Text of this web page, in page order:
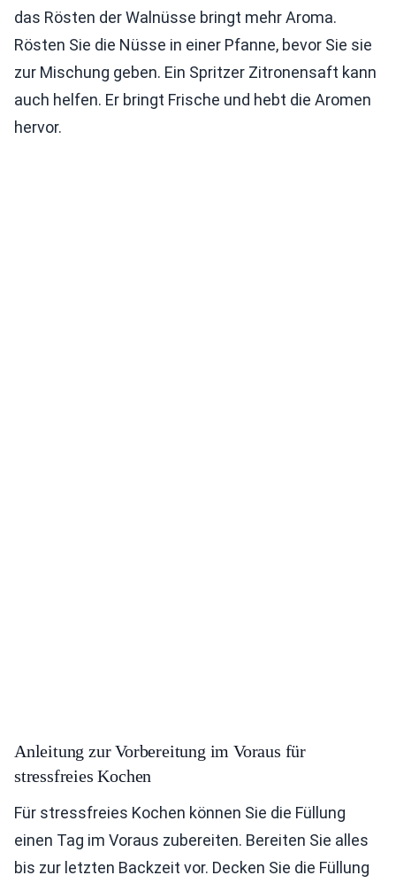
das Rösten der Walnüsse bringt mehr Aroma.
Rösten Sie die Nüsse in einer Pfanne, bevor Sie sie
zur Mischung geben. Ein Spritzer Zitronensaft kann
auch helfen. Er bringt Frische und hebt die Aromen
hervor.
Anleitung zur Vorbereitung im Voraus für
stressfreies Kochen
Für stressfreies Kochen können Sie die Füllung
einen Tag im Voraus zubereiten. Bereiten Sie alles
bis zur letzten Backzeit vor. Decken Sie die Füllung